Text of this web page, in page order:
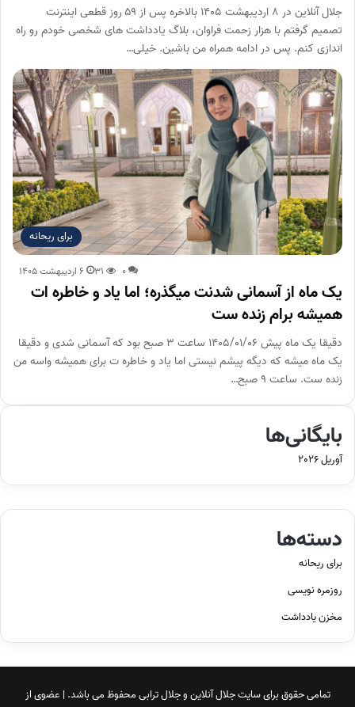
جلال آنلاین در ۸ اردیبهشت ۱۴۰۵ بالاخره پس از ۵۹ روز قطعی اینترنت
تصمیم گرفتم با هزار زحمت فراوان، بلاگ یادداشت های شخصی خودم رو راه
اندازی کنم. پس در ادامه همراه من باشین. خیلی…
برای ریحانه
۶ اردیبهشت ۱۴۰۵ ۰ ۳۱
یک ماه از آسمانی شدنت میگذره؛ اما یاد و خاطره ات
همیشه برام زنده ست
دقیقا یک ماه پیش ۱۴۰۵/۰۱/۰۶ ساعت ۳ صبح بود که آسمانی شدی و دقیقا
یک ماه میشه که دیگه پیشم نیستی اما یاد و خاطره ت برای همیشه واسه من
زنده ست. ساعت ۹ صبح…
بایگانی‌ها
آوریل 2026
دسته‌ها
برای ریحانه
روزمره نویسی
مخزن یادداشت
تمامی حقوق برای سایتجلال آنلاینوجلال ترابیمحفوظ می باشد. | عضوی از